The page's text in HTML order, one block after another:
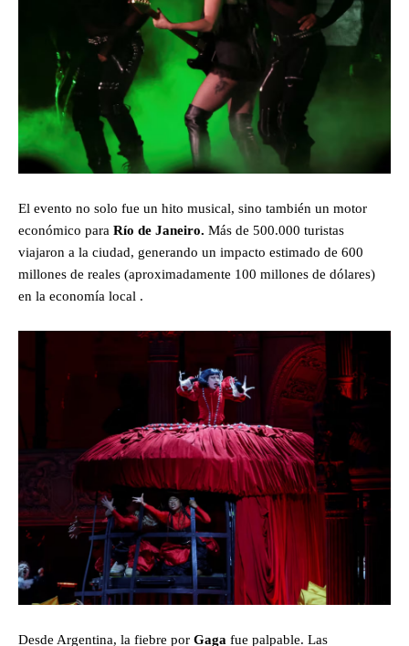
El evento no solo fue un hito musical, sino también un motor
económico para Río de Janeiro. Más de 500.000 turistas
viajaron a la ciudad, generando un impacto estimado de 600
millones de reales (aproximadamente 100 millones de dólares)
en la economía local .
Desde Argentina, la fiebre por Gaga fue palpable. Las